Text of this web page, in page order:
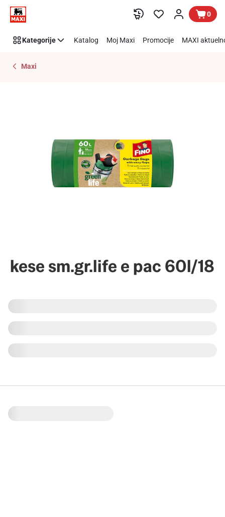
Preskoči link 0
Kategorije Katalog Moj Maxi Promocije MAXI
Maxi
kese sm.gr.life e pac 60l/18